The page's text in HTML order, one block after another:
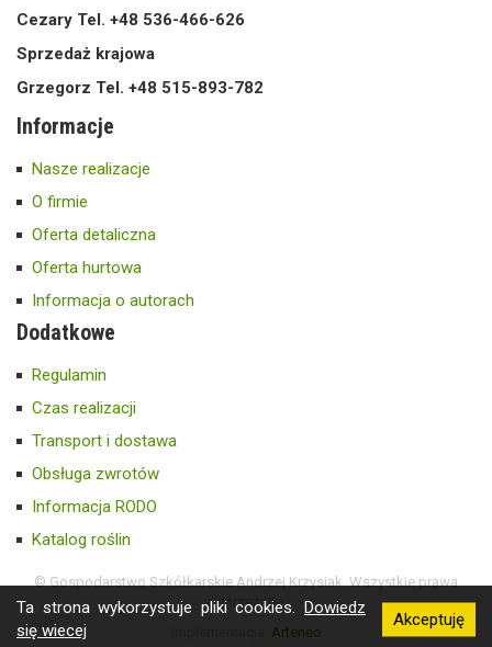
Cezary Tel. +48 536-466-626
Sprzedaż krajowa
Grzegorz Tel. +48 515-893-782
Informacje
Nasze realizacje
O firmie
Oferta detaliczna
Oferta hurtowa
Informacja o autorach
Dodatkowe
Regulamin
Czas realizacji
Transport i dostawa
Obsługa zwrotów
Informacja RODO
Katalog roślin
© Gospodarstwo Szkółkarskie Andrzej Krzysiak. Wszystkie prawa
zastrzeżone.
Arteneo
Ta strona wykorzystuje pliki cookies. Dowiedz
się wiecej
Akceptuję